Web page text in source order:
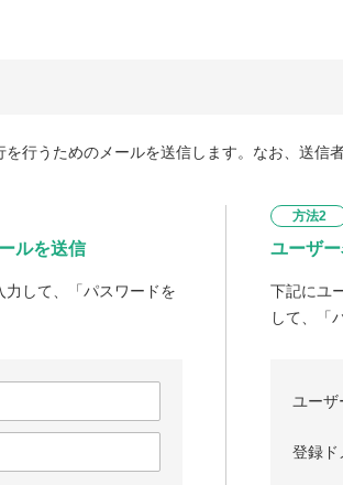
行うためのメールを送信します。なお、送信
ルを送信
して、「パスワードを
方法2
ユーザ
下記にユ
して、「
ユーザ
登録ド